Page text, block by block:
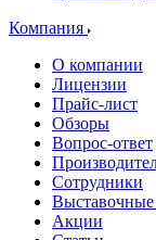
Компания
О компании
Лицензии
Прайс-лист
Обзоры
Вопрос-ответ
Сотрудники
Акции